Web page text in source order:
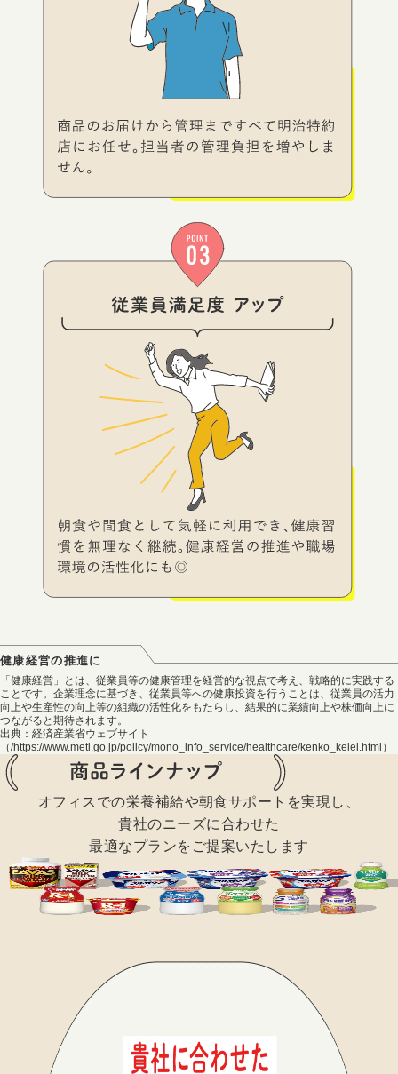
健康経営の推進に
「健康経営」とは、従業員等の健康管理を経営的な視点で考え、戦略的に実践する
ことです。企業理念に基づき、従業員等への健康投資を行うことは、従業員の活力
向上や生産性の向上等の組織の活性化をもたらし、結果的に業績向上や株価向上に
つながると期待されます。
出典：経済産業省ウェブサイト
（/https://www.meti.go.jp/policy/mono_info_service/healthcare/kenko_keiei.html）
オフィスでの栄養補給や朝食サポートを実現し、
貴社のニーズに合わせた
最適なプランをご提案いたします